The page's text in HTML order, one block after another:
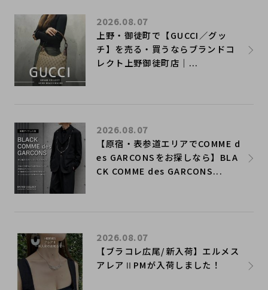
上野・御徒町で【GUCCI／グッ
チ】を売る・買うならブランドコ
レクト上野御徒町店｜...
2026.08.07
【原宿・表参道エリアでCOMME d
es GARCONSをお探しなら】BLA
CK COMME des GARCONS...
2026.08.07
【ブラコレ広尾/新入荷】エルメス
アレアⅡPMが入荷しました！
2026.08.07